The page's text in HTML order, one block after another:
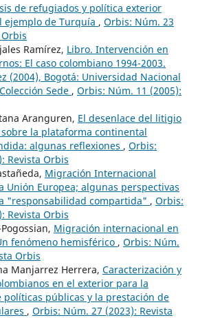
de refugiados y política exterior
ejemplo de Turquía , Orbis: Núm. 23
Ramírez, Libro. Intervención en
El caso colombiano 1994-2003.
(2004), Bogotá: Universidad Nacional
Sede , Orbis: Núm. 11 (2005):
Aranguren, El desenlace del litigio
la plataforma continental
algunas reflexiones , Orbis:
Revista Orbis
Migración Internacional
Unión Europea; algunas perspectivas
"responsabilidad compartida" , Orbis:
Revista Orbis
Migración internacional en
fenómeno hemisférico , Orbis: Núm.
Orbis
Manjarrez Herrera, Caracterización y
en el exterior para la
públicas y la prestación de
, Orbis: Núm. 27 (2023): Revista